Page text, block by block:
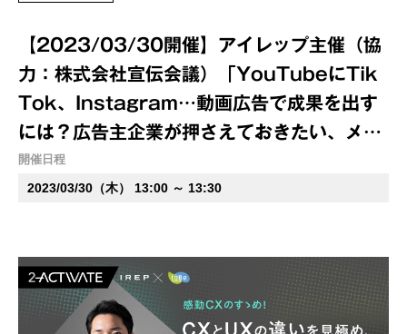
【2023/03/30開催】アイレップ主催（協
力：株式会社宣伝会議）「YouTubeにTik
Tok、Instagram…動画広告で成果を出す
には？広告主企業が押さえておきたい、メデ
ィア×クリエイティブの最適解！解説ウェビ
ナー」
開催日程
2023/03/30（木） 13:00 ～ 13:30